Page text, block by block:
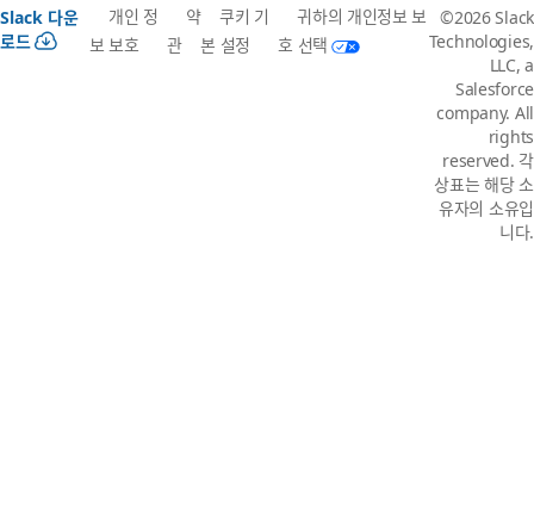
Slack 다운
로드
개인 정
보 보호
약
관
쿠키 기
본 설정
귀하의 개인정보 보
호 선택
©2026 Slack
Technologies,
LLC, a
Salesforce
company. All
rights
reserved. 각
상표는 해당 소
유자의 소유입
니다.